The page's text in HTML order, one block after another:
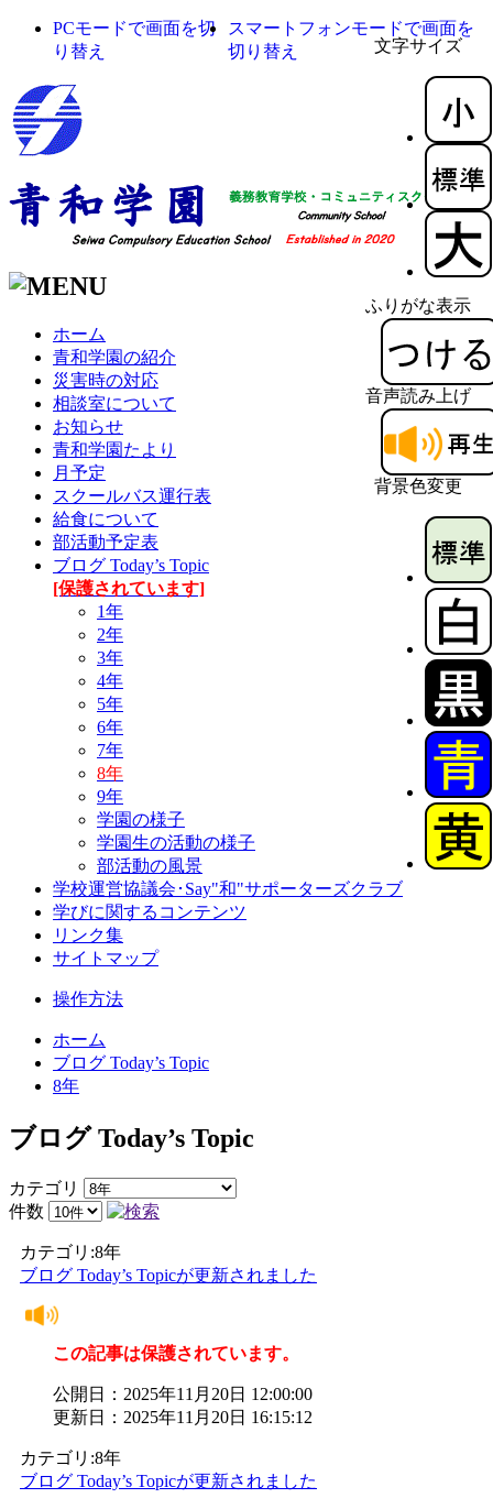
文字サイズ
ふりがな表示
音声読み上げ
背景色変更
PCモードで画面を切
り替え
スマートフォンモードで画面を
切り替え
ホーム
青和学園の紹介
災害時の対応
相談室について
お知らせ
青和学園たより
月予定
スクールバス運行表
給食について
部活動予定表
ブログ Today’s Topic
[保護されています]
1年
2年
3年
4年
5年
6年
7年
8年
9年
学園の様子
学園生の活動の様子
部活動の風景
学校運営協議会･Say"和"サポーターズクラブ
学びに関するコンテンツ
リンク集
サイトマップ
操作方法
ホーム
ブログ Today’s Topic
8年
ブログ Today’s Topic
カテゴリ
件数
カテゴリ:8年
ブログ Today’s Topicが更新されました
この記事は保護されています。
公開日：2025年11月20日 12:00:00
更新日：2025年11月20日 16:15:12
カテゴリ:8年
ブログ Today’s Topicが更新されました